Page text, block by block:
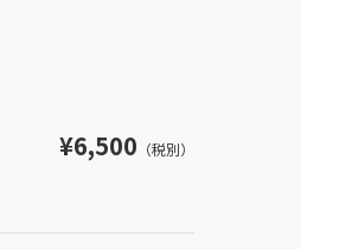
¥6,500 （税別）